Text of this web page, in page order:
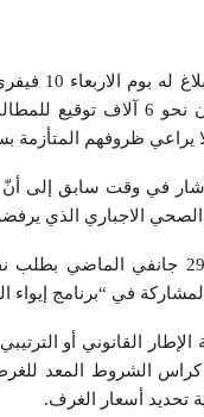
بعريضة تحمل حتى الآن
يراعي ظروفهم
في وقت سابق إلى أنّ
الصحي الاجباري الذي
وتوجه المرصد بتاريخ 29
في “برنامج إیواء
القانوني أو الترتیبي
الشروط المعد للغرض
تحدید أسعار الغرف.